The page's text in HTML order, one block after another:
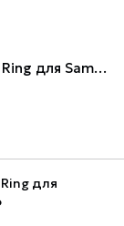
Ударопрочный чехол Camshield Serge Ring для Samsung Galaxy A04 Green